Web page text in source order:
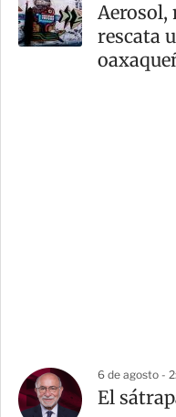
Aerosol,
rescata
6 de agosto -
El